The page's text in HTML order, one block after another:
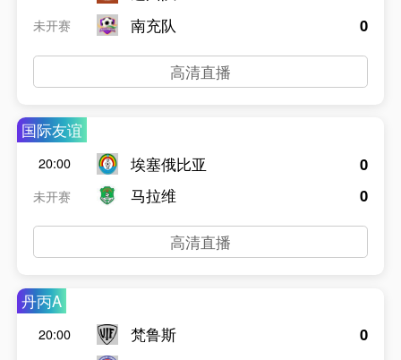
未开赛
南充队
0
高清直播
国际友谊
20:00
未开赛
埃塞俄比亚
马拉维
0
0
高清直播
丹丙A
20:00
梵鲁斯
0